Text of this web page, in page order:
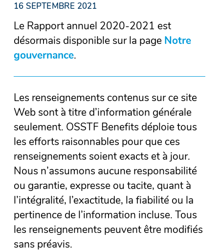
16 SEPTEMBRE 2021
Le Rapport annuel 2020-2021 est
désormais disponible sur la page Notre
gouvernance.
Les renseignements contenus sur ce site
Web sont à titre d’information générale
seulement. OSSTF Benefits déploie tous
les efforts raisonnables pour que ces
renseignements soient exacts et à jour.
Nous n’assumons aucune responsabilité
ou garantie, expresse ou tacite, quant à
l’intégralité, l’exactitude, la fiabilité ou la
pertinence de l’information incluse. Tous
les renseignements peuvent être modifiés
sans préavis.